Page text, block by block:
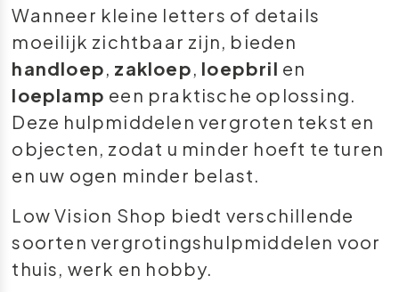
Wanneer kleine letters of details
moeilijk zichtbaar zijn, bieden
handloep, zakloep, loepbril en
loeplamp een praktische oplossing.
Deze hulpmiddelen vergroten tekst en
objecten, zodat u minder hoeft te turen
en uw ogen minder belast.
Low Vision Shop biedt verschillende
soorten vergrotingshulpmiddelen voor
thuis, werk en hobby.